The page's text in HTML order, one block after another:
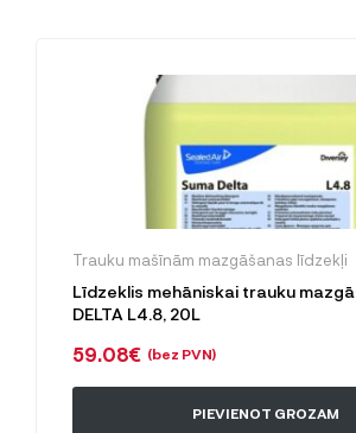
Trauku mašīnām mazgāšanas līdzekļi
Līdzeklis mehāniskai trauku
DELTA L4.8, 20L
59.08€ (bez PVN)
PIEVIENOT GROZAM